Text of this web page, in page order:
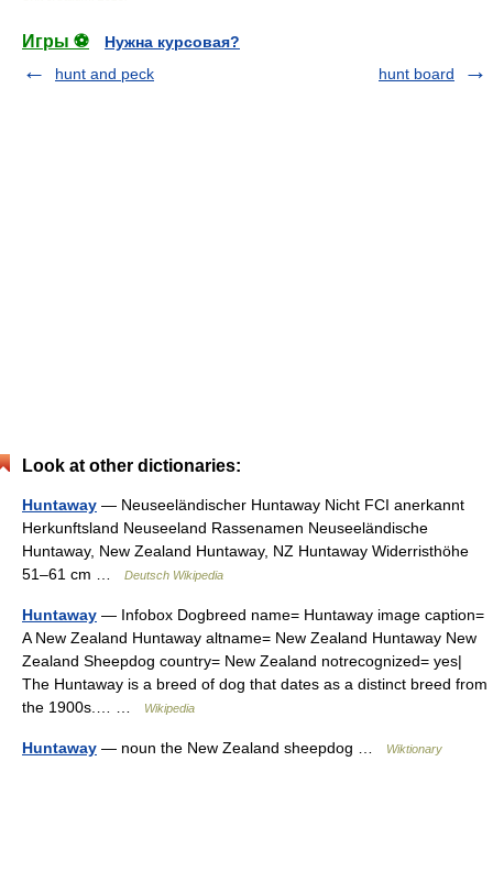
Игры ⚽
Нужна курсовая?
hunt and peck
hunt board
Look at other dictionaries:
Huntaway — Neuseeländischer Huntaway Nicht FCI anerkannt
Herkunftsland Neuseeland Rassenamen Neuseeländische
Huntaway, New Zealand Huntaway, NZ Huntaway Widerristhöhe
51–61 cm …
Deutsch Wikipedia
Huntaway — Infobox Dogbreed name= Huntaway image caption=
A New Zealand Huntaway altname= New Zealand Huntaway New
Zealand Sheepdog country= New Zealand notrecognized= yes|
The Huntaway is a breed of dog that dates as a distinct breed from
the 1900s.… …
Wikipedia
Huntaway — noun the New Zealand sheepdog … Wiktionary